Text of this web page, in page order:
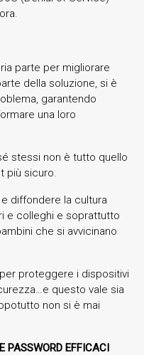
parte per migliorare
della soluzione, si è
garantendo
una loro
stessi non è tutto quello
più sicuro.
diffondere la cultura
e colleghi e soprattutto
che si avvicinano
proteggere i dispositivi
questo vale sia
non si è mai
PASSWORD EFFICACI